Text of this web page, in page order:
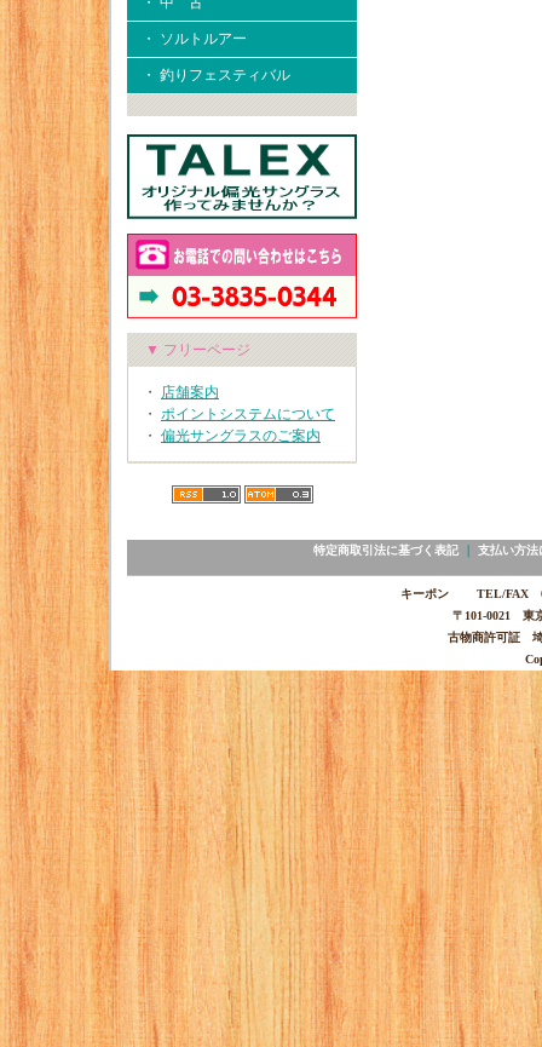
・ ソルトルアー
・ 釣りフェスティバル
▼ フリーページ
・ 店舗案内
・ ポイントシステムについて
・ 偏光サングラスのご案内
特定商取引法に基づく表記｜ 支払い方法
キーポン TEL/FAX
〒101-0021 東
古物商許可証